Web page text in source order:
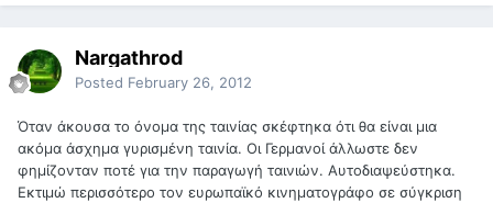
Nargathrod
Posted February 26, 2012
Όταν άκουσα το όνομα της ταινίας σκέφτηκα ότι θα είναι μια
ακόμα άσχημα γυρισμένη ταινία. Οι Γερμανοί άλλωστε δεν
φημίζονταν ποτέ για την παραγωγή ταινιών. Αυτοδιαψεύστηκα.
Εκτιμώ περισσότερο τον ευρωπαϊκό κινηματογράφο σε σύγκριση